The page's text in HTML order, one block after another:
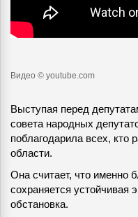
Видео © youtube.com
Выступая перед
совета народных
поблагодарила всех, кто
области.
Она считает, что именно
сохраняется устойчивая
обстановка.